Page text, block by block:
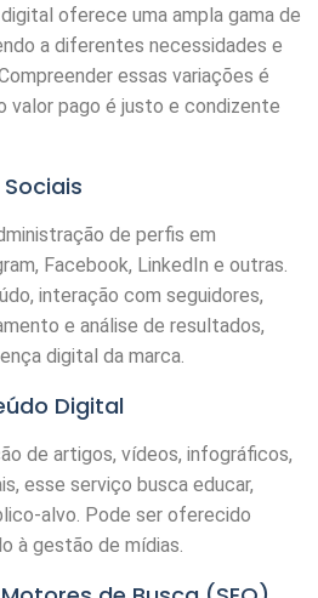
oferece uma ampla gama de
a diferentes necessidades e
essas variações é
valor pago é justo e condizente
de perfis em
Facebook, LinkedIn e outras.
interação com seguidores,
e análise de resultados,
digital da marca.
Digital
de artigos, vídeos, infográficos,
esse serviço busca educar,
alvo. Pode ser oferecido
à gestão de mídias.